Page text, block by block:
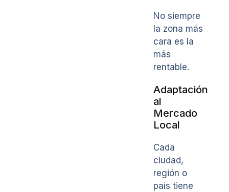
No siempre
la zona más
cara es la
más
rentable.
Adaptación
al
Mercado
Local
Cada
ciudad,
región o
país tiene